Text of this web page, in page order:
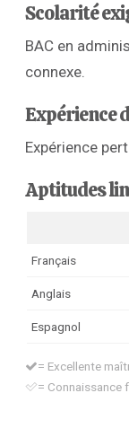
Scolarité
BAC en
connexe.
Expérience
Expérience
Aptitudes
Français
Anglais
Espagnol
= Excellente
= Connaissance